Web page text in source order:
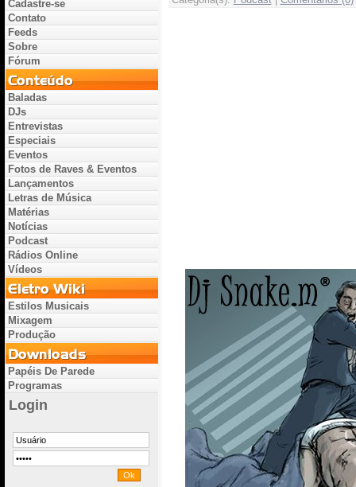
Cadastre-se
Contato
Feeds
Sobre
Fórum
Baladas
DJs
Entrevistas
Especiais
Eventos
Fotos de Raves & Eventos
Lançamentos
Letras de Música
Matérias
Notícias
Podcast
Rádios Online
Vídeos
Estilos Musicais
Mixagem
Produção
Papéis De Parede
Programas
Login